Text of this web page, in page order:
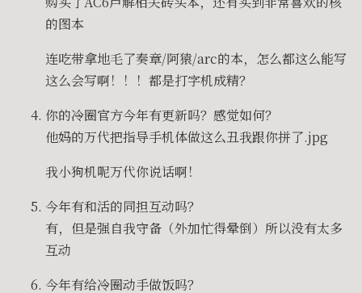
的图本
连吃带拿地毛了奏章/阿猿/arc的本，怎么都这么能写
这么会写啊！！！都是打字机成精？
你的冷圈官方今年有更新吗？感觉如何？
他妈的万代把指导手机体做这么丑我跟你拼了.jpg
我小狗机呢万代你说话啊！
今年有和活的同担互动吗？
有，但是强自我守备（外加忙得晕倒）所以没有太多
互动
今年有给冷圈动手做饭吗？